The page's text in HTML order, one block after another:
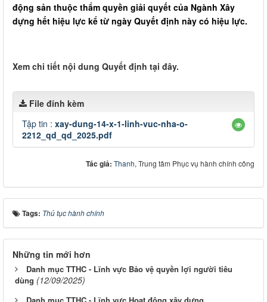
động sản thuộc thẩm quyền giải quyết của Ngành Xây
dựng hết hiệu lực kể từ ngày Quyết định này có hiệu lực.
Xem chi tiết nội dung Quyết định tại đây.
File đính kèm
Tập tin : xay-dung-14-x-1-linh-vuc-nha-o-
2212_qd_qd_2025.pdf
Tác giả: Thanh, Trung tâm Phục vụ hành chính công
Tags: Thủ tục hành chính
Những tin mới hơn
Danh mục TTHC - Lĩnh vực Bảo vệ quyền lợi người tiêu
dùng (12/09/2025)
Danh mục TTHC - Lĩnh vực Hoạt động xây dựng